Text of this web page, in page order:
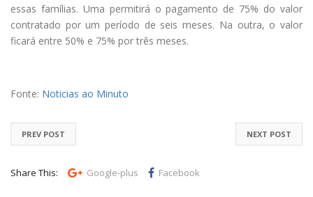
essas famílias. Uma permitirá o pagamento de 75% do valor
contratado por um período de seis meses. Na outra, o valor
ficará entre 50% e 75% por três meses.
Fonte: Noticias ao Minuto
NEXT POST
PREV POST
Share This: Google-plus Facebook